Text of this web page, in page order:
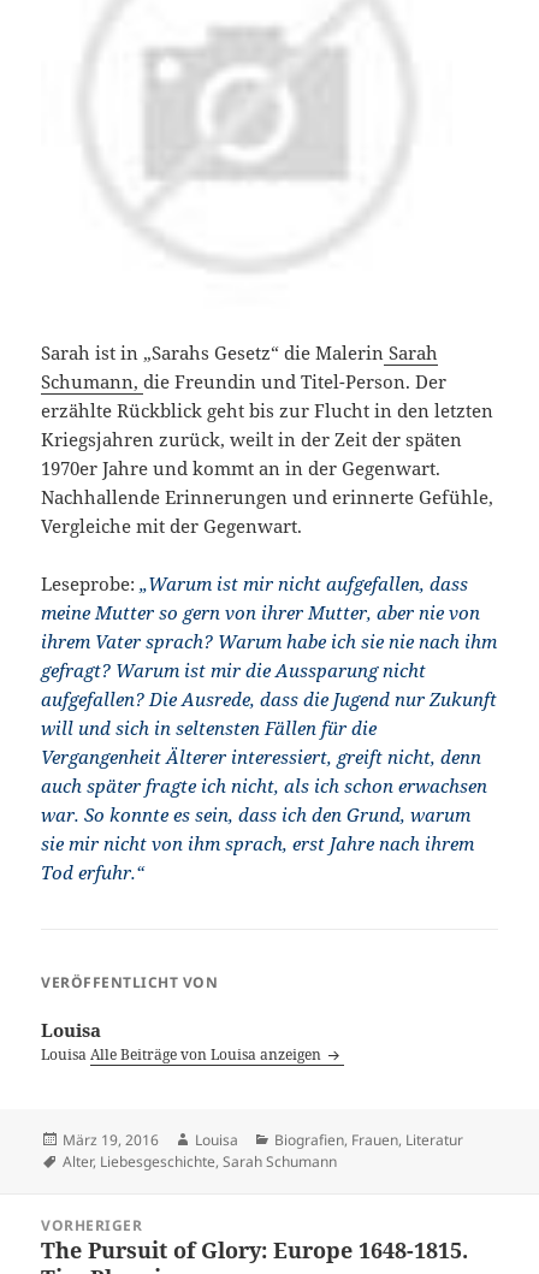
Sarah ist in „Sarahs Gesetz“ die Malerin Sarah
Schumann,die Freundin und Titel-Person. Der
erzählte Rückblick geht bis zur Flucht in den letzten
Kriegsjahren zurück, weilt in der Zeit der späten
1970er Jahre und kommt an in der Gegenwart.
Nachhallende Erinnerungen und erinnerte Gefühle,
Vergleiche mit der Gegenwart.
Leseprobe:„Warum ist mir nicht aufgefallen, dass
meine Mutter so gern von ihrer Mutter, aber nie von
ihrem Vater sprach? Warum habe ich sie nie nach ihm
gefragt? Warum ist mir die Aussparung nicht
aufgefallen? Die Ausrede, dass die Jugend nur Zukunft
will und sich in seltensten Fällen für die
Vergangenheit Älterer interessiert, greift nicht, denn
auch später fragte ich nicht, als ich schon erwachsen
war. So konnte es sein, dass ich den Grund, warum
sie mir nicht von ihm sprach, erst Jahre nach ihrem
Tod erfuhr.“
VERÖFFENTLICHT VON
Louisa
LouisaAlle Beiträge von Louisa anzeigen
Veröffentlicht
am
März 19, 2016 Autor
Louisa Kategorien
Biografien, Frauen, Literatur
Schlagwörter
Alter, Liebesgeschichte,Sarah Schumann
VORHERIGER
Vorheriger
The Pursuit of Glory: Europe 1648-1815.